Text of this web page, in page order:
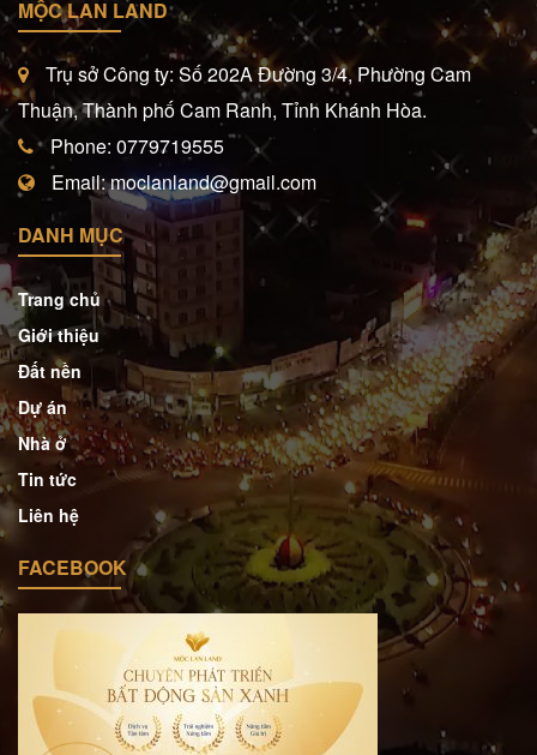
MỘC LAN LAND
Trụ sở Công ty: Số 202A Đường 3/4, Phường Cam
Thuận, Thành phố Cam Ranh, Tỉnh Khánh Hòa.
Phone: 0779719555
Email: moclanland@gmail.com
DANH MỤC
Trang chủ
Giới thiệu
Đất nền
Dự án
Nhà ở
Tin tức
Liên hệ
FACEBOOK